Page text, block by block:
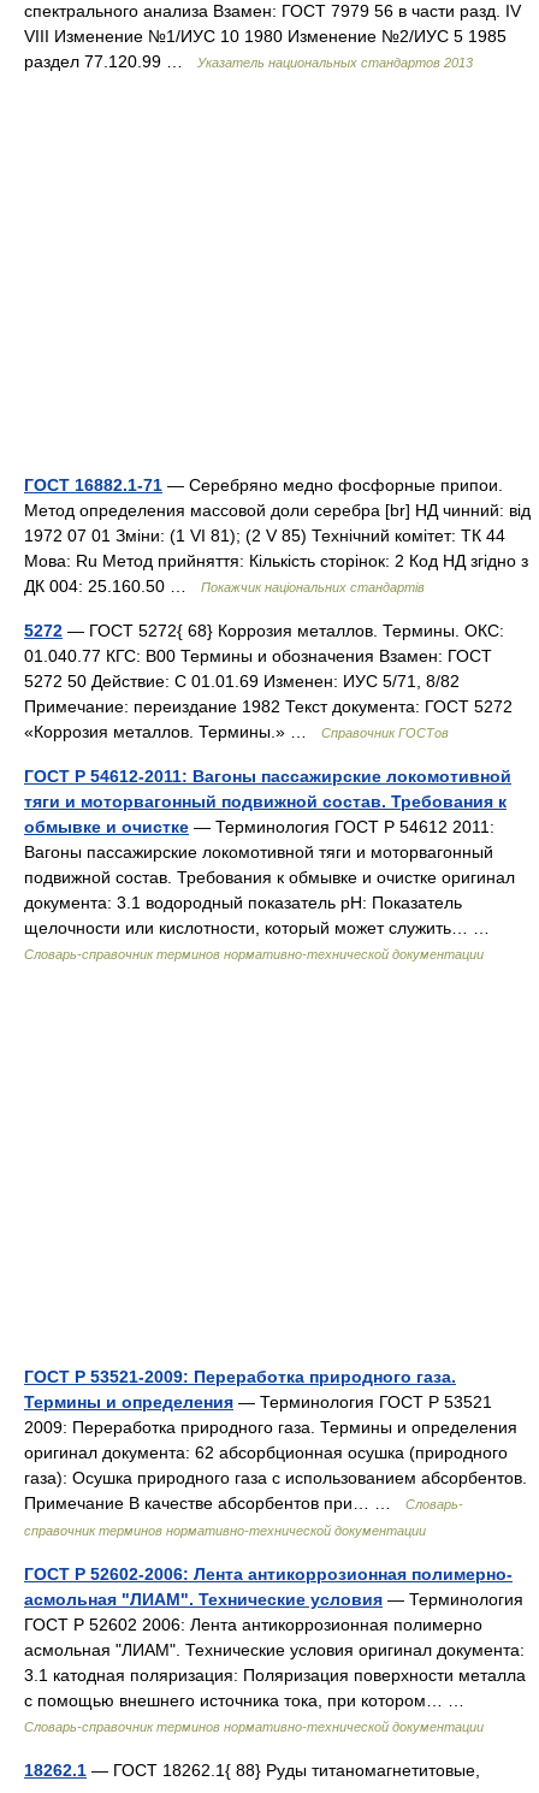
спектрального анализа Взамен: ГОСТ 7979 56 в части разд. IV
VIII Изменение №1/ИУС 10 1980 Изменение №2/ИУС 5 1985
раздел 77.120.99 …
Указатель национальных стандартов 2013
ГОСТ 16882.1-71 — Серебряно медно фосфорные припои.
Метод определения массовой доли серебра [br] НД чинний: від
1972 07 01 Зміни: (1 VI 81); (2 V 85) Технічний комітет: ТК 44
Мова: Ru Метод прийняття: Кількість сторінок: 2 Код НД згідно з
ДК 004: 25.160.50 …
Покажчик національних стандартів
5272 — ГОСТ 5272{ 68} Коррозия металлов. Термины. ОКС:
01.040.77 КГС: В00 Термины и обозначения Взамен: ГОСТ
5272 50 Действие: С 01.01.69 Изменен: ИУС 5/71, 8/82
Примечание: переиздание 1982 Текст документа: ГОСТ 5272
«Коррозия металлов. Термины.» …
Справочник ГОСТов
ГОСТ Р 54612-2011: Вагоны пассажирские локомотивной
тяги и моторвагонный подвижной состав. Требования к
обмывке и очистке — Терминология ГОСТ Р 54612 2011:
Вагоны пассажирские локомотивной тяги и моторвагонный
подвижной состав. Требования к обмывке и очистке оригинал
документа: 3.1 водородный показатель рН: Показатель
щелочности или кислотности, который может служить… …
Словарь-справочник терминов нормативно-технической документации
ГОСТ Р 53521-2009: Переработка природного газа.
Термины и определения — Терминология ГОСТ Р 53521
2009: Переработка природного газа. Термины и определения
оригинал документа: 62 абсорбционная осушка (природного
газа): Осушка природного газа с использованием абсорбентов.
Примечание В качестве абсорбентов при… …
Словарь-
справочник терминов нормативно-технической документации
ГОСТ Р 52602-2006: Лента антикоррозионная полимерно-
асмольная "ЛИАМ". Технические условия — Терминология
ГОСТ Р 52602 2006: Лента антикоррозионная полимерно
асмольная "ЛИАМ". Технические условия оригинал документа:
3.1 катодная поляризация: Поляризация поверхности металла
с помощью внешнего источника тока, при котором… …
Словарь-справочник терминов нормативно-технической документации
18262.1 — ГОСТ 18262.1{ 88} Руды титаномагнетитовые,